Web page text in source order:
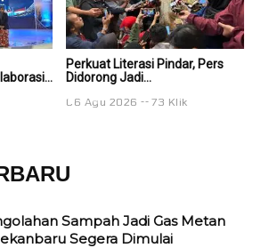
Perkuat Literasi Pindar, Pers
Didorong Jadi...
06 Agu 2026 73 Klik
Sampah Jadi Gas Metan
Segera Dimulai